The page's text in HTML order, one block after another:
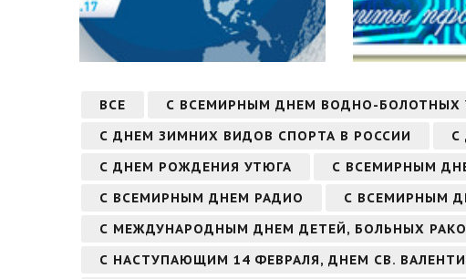
ВСЕ С ВСЕМИРНЫМ ДНЕМ ВОДНО-БОЛОТНЫХ
С ДНЕМ ЗИМНИХ ВИДОВ СПОРТА В РОССИИ
С
С ДНЕМ РОЖДЕНИЯ УТЮГА
С ВСЕМИРНЫМ
С ВСЕМИРНЫМ ДНЕМ РАДИО
С ВСЕМИРНЫМ
С МЕЖДУНАРОДНЫМ ДНЕМ ДЕТЕЙ, БОЛЬНЫХ
С НАСТУПАЮЩИМ 14 ФЕВРАЛЯ, ДНЕМ СВ.